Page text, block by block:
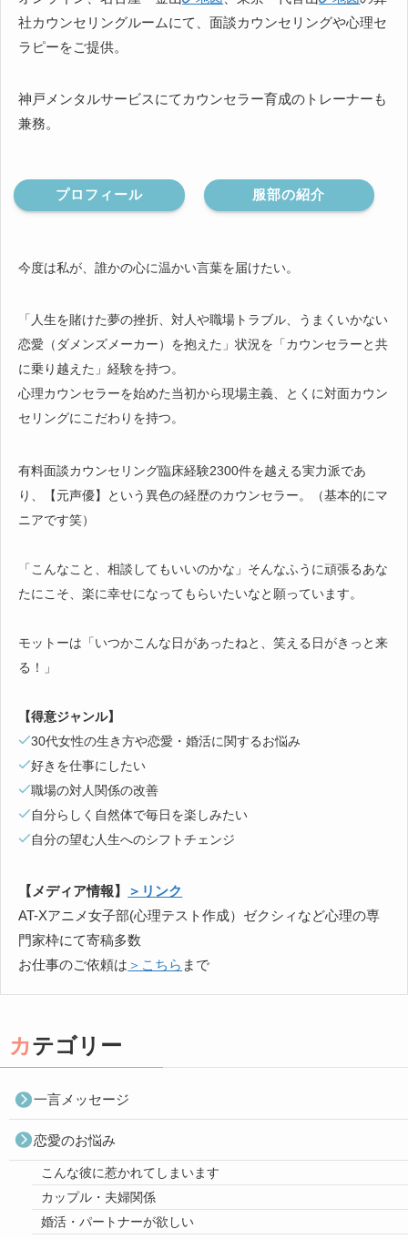
社カウンセリングルームにて、面談カウンセリングや心理セ
ラピーをご提供。
神戸メンタルサービスにてカウンセラー育成のトレーナーも
兼務。
プロフィール 服部の紹介
今度は私が、誰かの心に温かい言葉を届けたい。
「人生を賭けた夢の挫折、対人や職場トラブル、うまくいかない
恋愛（ダメンズメーカー）を抱えた」状況を「カウンセラーと共
に乗り越えた」経験を持つ。
心理カウンセラーを始めた当初から現場主義、とくに対面カウン
セリングにこだわりを持つ。
有料面談カウンセリング臨床経験2300件を越える実力派であ
り、【元声優】という異色の経歴のカウンセラー。（基本的にマ
ニアです笑）
「こんなこと、相談してもいいのかな」そんなふうに頑張るあな
たにこそ、楽に幸せになってもらいたいなと願っています。
モットーは「いつかこんな日があったねと、笑える日がきっと来
る！」
【得意ジャンル】
30代女性の生き方や恋愛・婚活に関するお悩み
好きを仕事にしたい
職場の対人関係の改善
自分らしく自然体で毎日を楽しみたい
自分の望む人生へのシフトチェンジ
【メディア情報】
＞リンク
AT-Xアニメ女子部(心理テスト作成）ゼクシィなど心理の専
門家枠にて寄稿多数
お仕事のご依頼は ＞こちら まで
カテゴリー
一言メッセージ
恋愛のお悩み
こんな彼に惹かれてしまいます
カップル・夫婦関係
婚活・パートナーが欲しい